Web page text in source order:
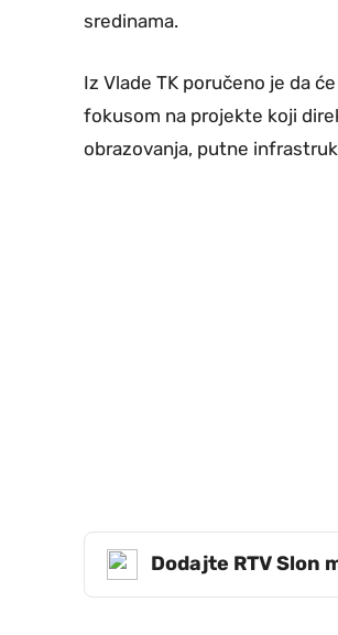
sredinama.
Iz Vlade TK poručeno je da
fokusom na projekte koji
obrazovanja, putne
Dodajte RTV Slon